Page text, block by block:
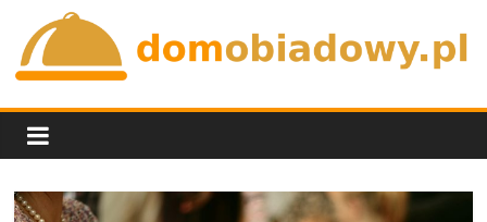
content
domobiadowy.pl